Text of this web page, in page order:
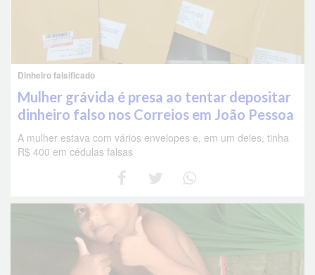
Dinheiro falsificado
Mulher grávida é presa ao tentar depositar
dinheiro falso nos Correios em João Pessoa
A mulher estava com vários envelopes e, em um deles, tinha
R$ 400 em cédulas falsas